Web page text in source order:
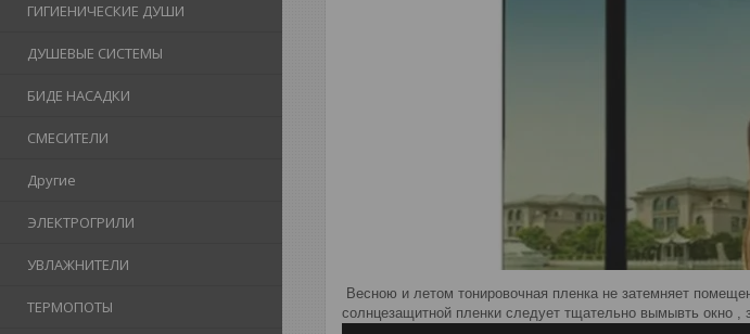
ГИГИЕНИЧЕСКИЕ ДУШИ
ДУШЕВЫЕ СИСТЕМЫ
БИДЕ НАСАДКИ
СМЕСИТЕЛИ
Другие
ЭЛЕКТРОГРИЛИ
УВЛАЖНИТЕЛИ
ТЕРМОПОТЫ
Весною и летом тонировочная пленка не затемняет
солнцезащитной пленки следует тщательно вымывть окно